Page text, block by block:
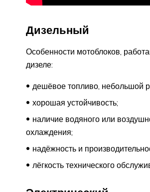
Дизельный
Особенности мотоблоков,
дизеле:
дешёвое топливо, небольшой
хорошая устойчивость;
наличие водяного или
охлаждения;
надёжность и
лёгкость технического